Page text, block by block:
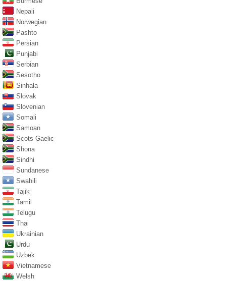
Nepali
Norwegian
Pashto
Persian
Punjabi
Serbian
Sesotho
Sinhala
Slovak
Slovenian
Somali
Samoan
Scots Gaelic
Shona
Sindhi
Sundanese
Swahili
Tajik
Tamil
Telugu
Thai
Ukrainian
Urdu
Uzbek
Vietnamese
Welsh